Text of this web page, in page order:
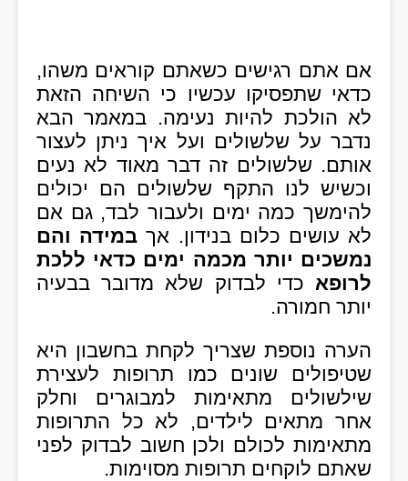
אם אתם רגישים כשאתם קוראים משהו,
כדאי שתפסיקו עכשיו כי השיחה הזאת
לא הולכת להיות נעימה. במאמר הבא
נדבר על שלשולים ועל איך ניתן לעצור
אותם. שלשולים זה דבר מאוד לא נעים
וכשיש לנו התקף שלשולים הם יכולים
להימשך כמה ימים ולעבור לבד, גם אם
לא עושים כלום בנידון. אך במידה והם
נמשכים יותר מכמה ימים כדאי ללכת
לרופא כדי לבדוק שלא מדובר בבעיה
יותר חמורה.
הערה נוספת שצריך לקחת בחשבון היא
שטיפולים שונים כמו תרופות לעצירת
שילשולים מתאימות למבוגרים וחלק
אחר מתאים לילדים, לא כל התרופות
מתאימות לכולם ולכן חשוב לבדוק לפני
שאתם לוקחים תרופות מסוימות.